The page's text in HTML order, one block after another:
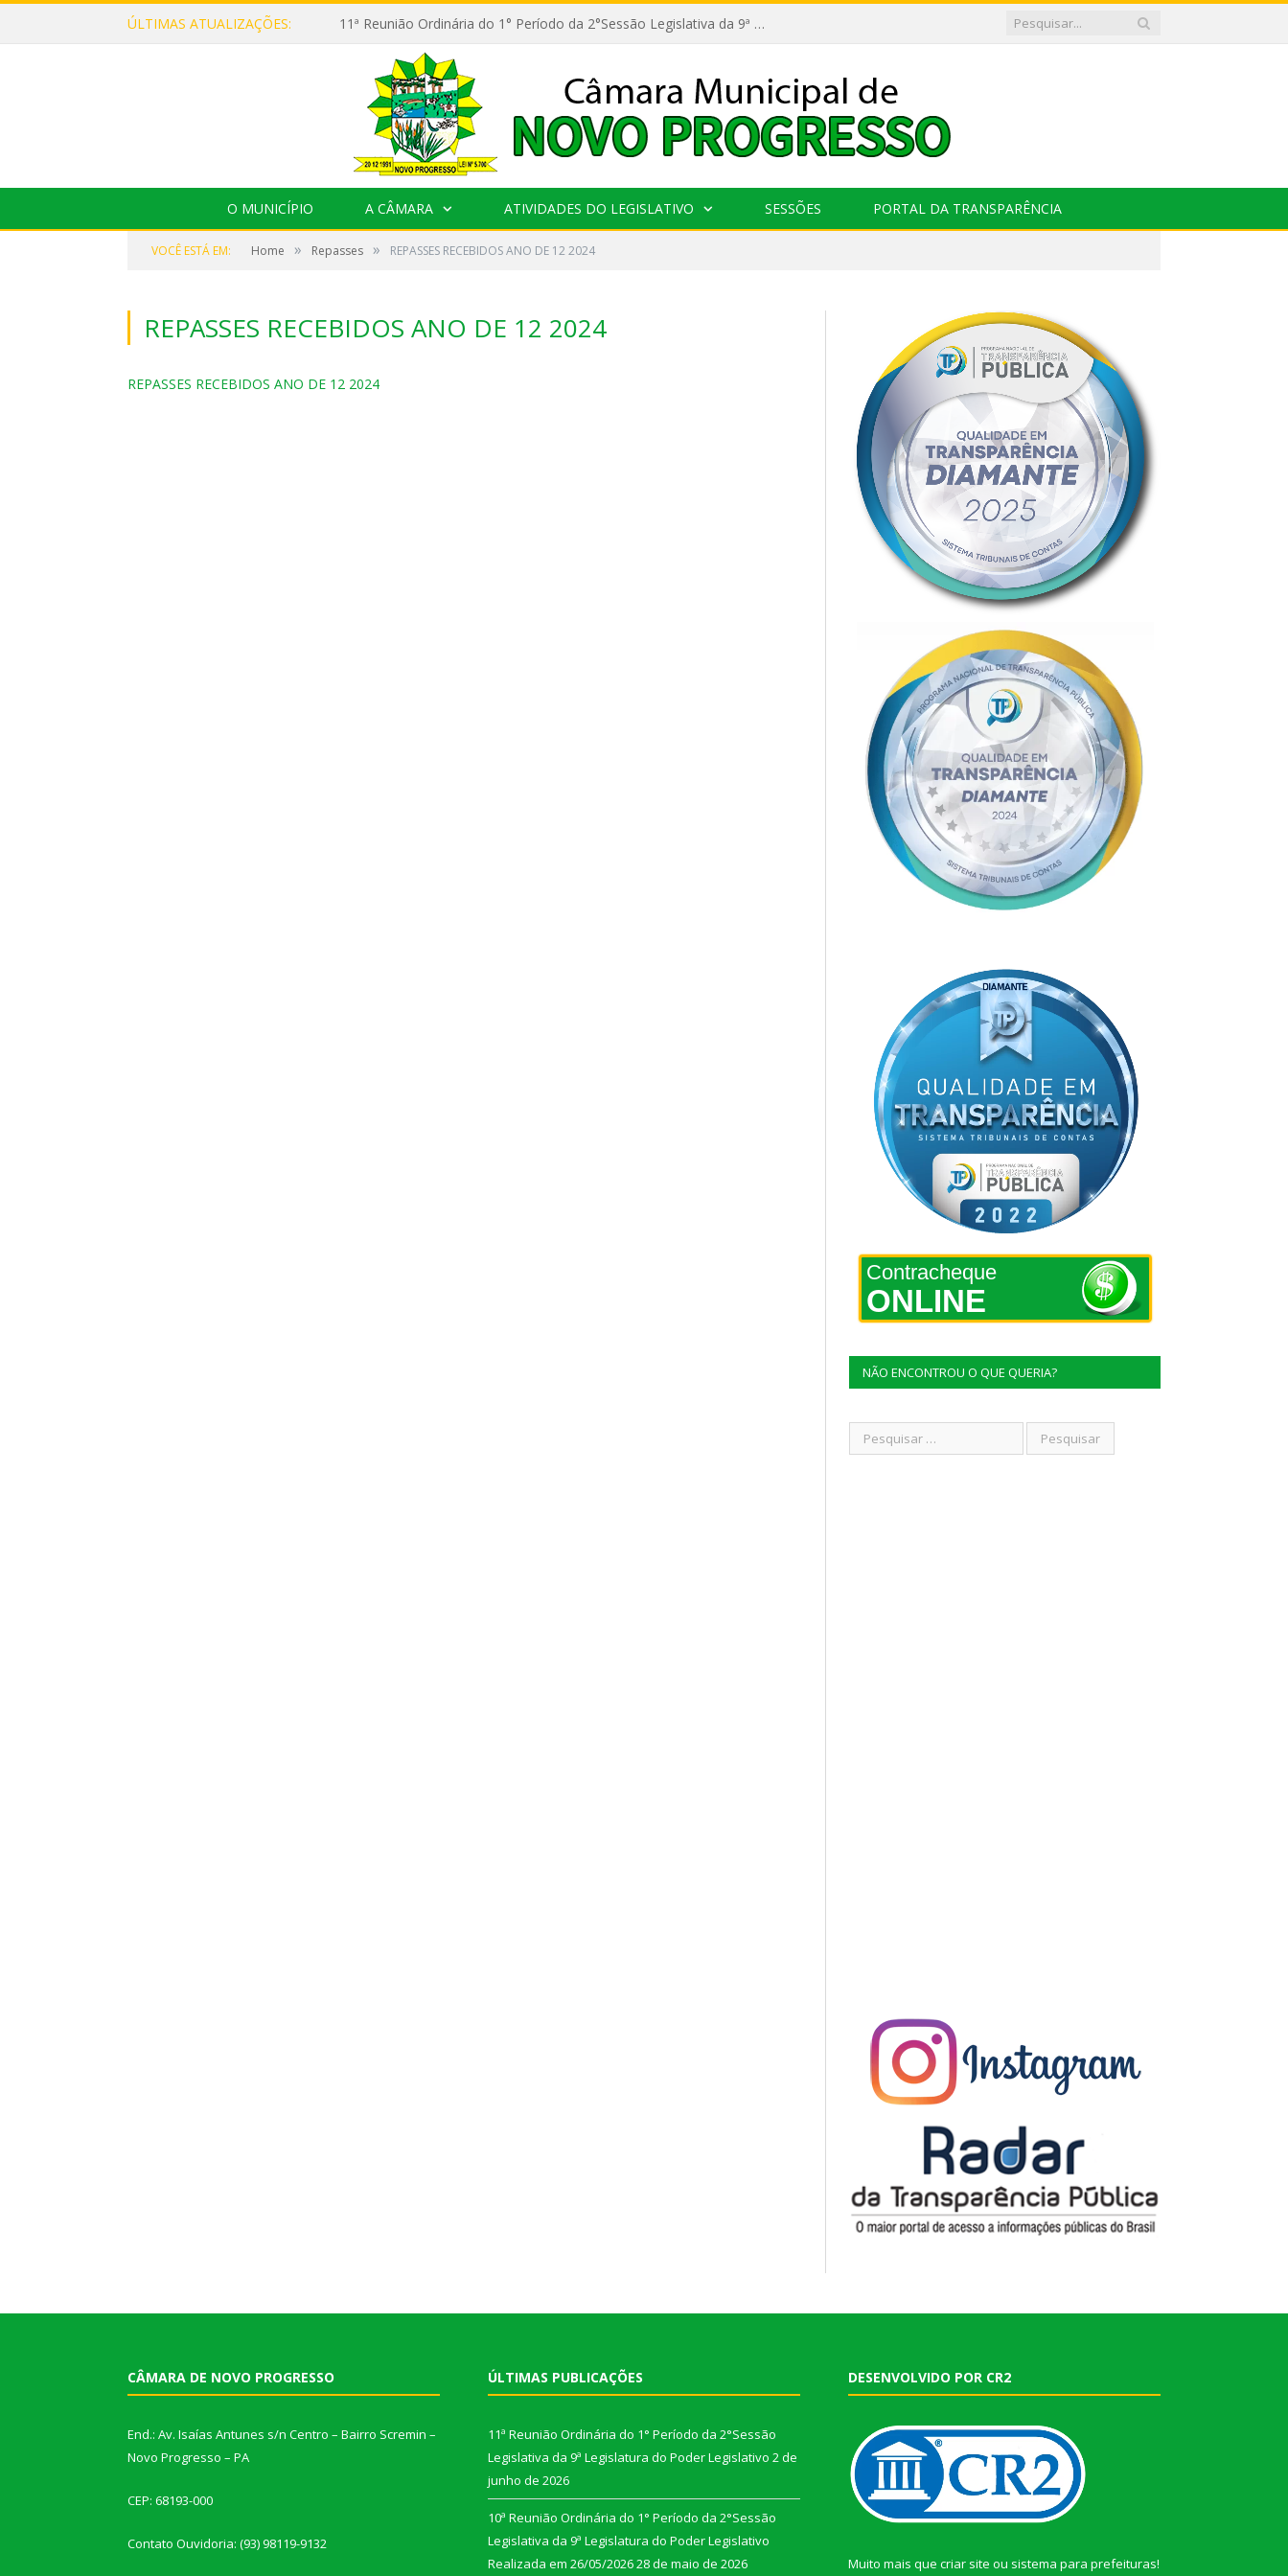
ÚLTIMAS ATUALIZAÇÕES: 11ª Reunião Ordinária do 1° Período da 2°Sessão Legislativa da 9ª Legislatura do Poder Legislativo
O MUNICÍPIO A CÂMARA ATIVIDADES DO LEGISLATIVO SESSÕES PORTAL DA TRANSPARÊNCIA
VOCÊ ESTÁ EM: Home » Repasses » REPASSES RECEBIDOS ANO DE 12 2024
REPASSES RECEBIDOS ANO DE 12 2024
REPASSES RECEBIDOS ANO DE 12 2024
Contracheque
ONLINE
NÃO ENCONTROU O QUE QUERIA?
CÂMARA DE NOVO PROGRESSO
End.: Av. Isaías Antunes s/n Centro – Bairro Scremin –
Novo Progresso – PA
CEP: 68193-000
Contato Ouvidoria: (93) 98119-9132
ÚLTIMAS PUBLICAÇÕES
11ª Reunião Ordinária do 1° Período da 2°Sessão
Legislativa da 9ª Legislatura do Poder Legislativo 2 de
junho de 2026
10ª Reunião Ordinária do 1° Período da 2°Sessão
Legislativa da 9ª Legislatura do Poder Legislativo
Realizada em 26/05/202628 de maio de 2026
DESENVOLVIDO POR CR2
Muito mais que criar site ou sistema para prefeituras!